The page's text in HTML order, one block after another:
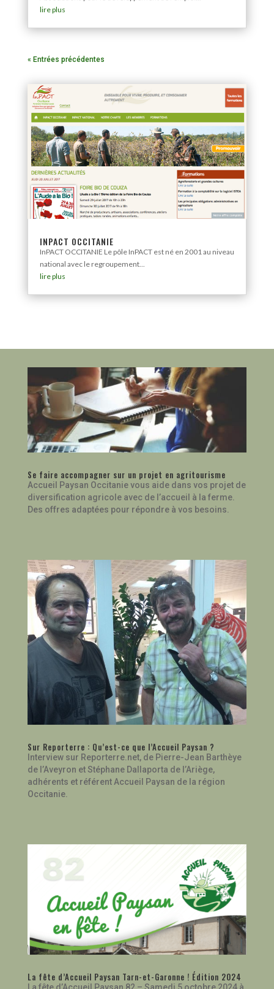
lire plus
« Entrées précédentes
INPACT OCCITANIE
InPACT OCCITANIE Le pôle InPACT est né en 2001 au niveau
national avec le regroupement...
lire plus
Se faire accompagner sur un projet en agritourisme
Accueil Paysan Occitanie vous aide dans vos projet de
diversification agricole avec de l’accueil à la ferme.
Des offres adaptées pour répondre à vos besoins.
Sur Reporterre : Qu’est-ce que l’Accueil Paysan ?
Interview sur Reporterre.net, de Pierre-Jean Barthèye
de l’Aveyron et Stéphane Dallaporta de l’Ariège,
adhérents et référent Accueil Paysan de la région
Occitanie.
La fête d’Accueil Paysan Tarn-et-Garonne ! Édition 2024